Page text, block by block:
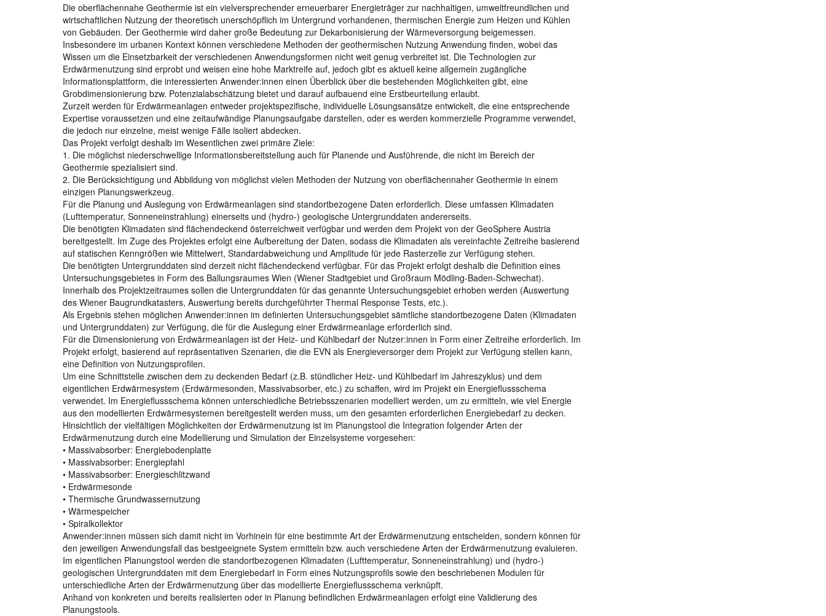
Die oberflächennahe Geothermie ist ein vielversprechender erneuerbarer Energieträger zur nachhaltigen, umweltfreundlichen und
wirtschaftlichen Nutzung der theoretisch unerschöpflich im Untergrund vorhandenen, thermischen Energie zum Heizen und Kühlen
von Gebäuden. Der Geothermie wird daher große Bedeutung zur Dekarbonisierung der Wärmeversorgung beigemessen.
Insbesondere im urbanen Kontext können verschiedene Methoden der geothermischen Nutzung Anwendung finden, wobei das
Wissen um die Einsetzbarkeit der verschiedenen Anwendungsformen nicht weit genug verbreitet ist. Die Technologien zur
Erdwärmenutzung sind erprobt und weisen eine hohe Marktreife auf, jedoch gibt es aktuell keine allgemein zugängliche
Informationsplattform, die interessierten Anwender:innen einen Überblick über die bestehenden Möglichkeiten gibt, eine
Grobdimensionierung bzw. Potenzialabschätzung bietet und darauf aufbauend eine Erstbeurteilung erlaubt.
Zurzeit werden für Erdwärmeanlagen entweder projektspezifische, individuelle Lösungsansätze entwickelt, die eine entsprechende
Expertise voraussetzen und eine zeitaufwändige Planungsaufgabe darstellen, oder es werden kommerzielle Programme verwendet,
die jedoch nur einzelne, meist wenige Fälle isoliert abdecken.
Das Projekt verfolgt deshalb im Wesentlichen zwei primäre Ziele:
1. Die möglichst niederschwellige Informationsbereitstellung auch für Planende und Ausführende, die nicht im Bereich der
Geothermie spezialisiert sind.
2. Die Berücksichtigung und Abbildung von möglichst vielen Methoden der Nutzung von oberflächennaher Geothermie in einem
einzigen Planungswerkzeug.
Für die Planung und Auslegung von Erdwärmeanlagen sind standortbezogene Daten erforderlich. Diese umfassen Klimadaten
(Lufttemperatur, Sonneneinstrahlung) einerseits und (hydro-) geologische Untergrunddaten andererseits.
Die benötigten Klimadaten sind flächendeckend österreichweit verfügbar und werden dem Projekt von der GeoSphere Austria
bereitgestellt. Im Zuge des Projektes erfolgt eine Aufbereitung der Daten, sodass die Klimadaten als vereinfachte Zeitreihe basierend
auf statischen Kenngrößen wie Mittelwert, Standardabweichung und Amplitude für jede Rasterzelle zur Verfügung stehen.
Die benötigten Untergrunddaten sind derzeit nicht flächendeckend verfügbar. Für das Projekt erfolgt deshalb die Definition eines
Untersuchungsgebietes in Form des Ballungsraumes Wien (Wiener Stadtgebiet und Großraum Mödling-Baden-Schwechat).
Innerhalb des Projektzeitraumes sollen die Untergrunddaten für das genannte Untersuchungsgebiet erhoben werden (Auswertung
des Wiener Baugrundkatasters, Auswertung bereits durchgeführter Thermal Response Tests, etc.).
Als Ergebnis stehen möglichen Anwender:innen im definierten Untersuchungsgebiet sämtliche standortbezogene Daten (Klimadaten
und Untergrunddaten) zur Verfügung, die für die Auslegung einer Erdwärmeanlage erforderlich sind.
Für die Dimensionierung von Erdwärmeanlagen ist der Heiz- und Kühlbedarf der Nutzer:innen in Form einer Zeitreihe erforderlich. Im
Projekt erfolgt, basierend auf repräsentativen Szenarien, die die EVN als Energieversorger dem Projekt zur Verfügung stellen kann,
eine Definition von Nutzungsprofilen.
Um eine Schnittstelle zwischen dem zu deckenden Bedarf (z.B. stündlicher Heiz- und Kühlbedarf im Jahreszyklus) und dem
eigentlichen Erdwärmesystem (Erdwärmesonden, Massivabsorber, etc.) zu schaffen, wird im Projekt ein Energieflussschema
verwendet. Im Energieflussschema können unterschiedliche Betriebsszenarien modelliert werden, um zu ermitteln, wie viel Energie
aus den modellierten Erdwärmesystemen bereitgestellt werden muss, um den gesamten erforderlichen Energiebedarf zu decken.
Hinsichtlich der vielfältigen Möglichkeiten der Erdwärmenutzung ist im Planungstool die Integration folgender Arten der
Erdwärmenutzung durch eine Modellierung und Simulation der Einzelsysteme vorgesehen:
• Massivabsorber: Energiebodenplatte
• Massivabsorber: Energiepfahl
• Massivabsorber: Energieschlitzwand
• Erdwärmesonde
• Thermische Grundwassernutzung
• Wärmespeicher
• Spiralkollektor
Anwender:innen müssen sich damit nicht im Vorhinein für eine bestimmte Art der Erdwärmenutzung entscheiden, sondern können für
den jeweiligen Anwendungsfall das bestgeeignete System ermitteln bzw. auch verschiedene Arten der Erdwärmenutzung evaluieren.
Im eigentlichen Planungstool werden die standortbezogenen Klimadaten (Lufttemperatur, Sonneneinstrahlung) und (hydro-)
geologischen Untergrunddaten mit dem Energiebedarf in Form eines Nutzungsprofils sowie den beschriebenen Modulen für
unterschiedliche Arten der Erdwärmenutzung über das modellierte Energieflussschema verknüpft.
Anhand von konkreten und bereits realisierten oder in Planung befindlichen Erdwärmeanlagen erfolgt eine Validierung des
Planungstools.